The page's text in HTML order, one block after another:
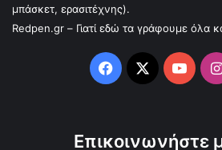
μπάσκετ, ερασιτέχνης).
Redpen.gr – Γιατί εδώ τα γράφουμε όλα
Facebook
X
Επικοινωνήστε